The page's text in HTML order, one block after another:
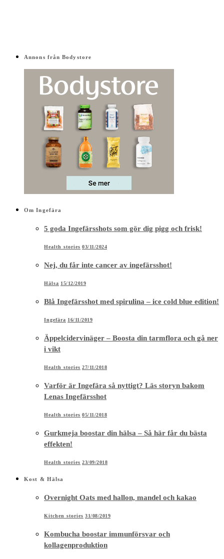
Annons från Bodystore
Om Ingefära
5 goda Ingefärsshots som gör dig pigg och frisk!
Health stories 03/11/2024
Nej, du får inte cancer av ingefärsshot!
Hälsa 15/12/2019
Blå Ingefärsshot med spirulina – ice cold blue edition!
Ingefära 16/11/2019
Äppelcidervinäger – Boosta din tarmflora och gå ner
i vikt
Health stories 27/11/2018
Varför är Ingefära så nyttigt? Läs storyn bakom
Lenas Ingefärsshot
Health stories 05/11/2018
Gurkmeja boostar din hälsa – Så här får du bästa
effekten!
Health stories 23/09/2018
Kost & Hälsa
Overnight Oats med hallon, mandel och kakao
Kitchen stories 31/08/2019
Kombucha boostar immunförsvar och
kollagenproduktion